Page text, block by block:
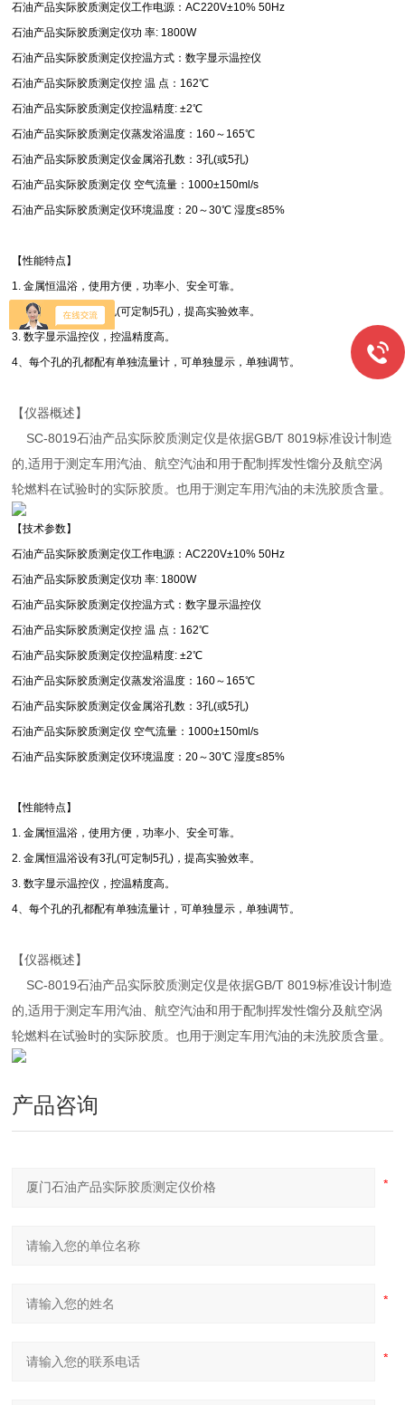
石油产品实际胶质测定仪工作电源：AC220V±10% 50Hz
石油产品实际胶质测定仪功 率: 1800W
石油产品实际胶质测定仪控温方式：数字显示温控仪
石油产品实际胶质测定仪控 温 点：162℃
石油产品实际胶质测定仪控温精度: ±2℃
石油产品实际胶质测定仪蒸发浴温度：160～165℃
石油产品实际胶质测定仪金属浴孔数：3孔(或5孔)
石油产品实际胶质测定仪 空气流量：1000±150ml/s
石油产品实际胶质测定仪环境温度：20～30℃ 湿度≤85%
【性能特点】
1. 金属恒温浴，使用方便，功率小、安全可靠。
2. 金属恒温浴设有3孔(可定制5孔)，提高实验效率。
3. 数字显示温控仪，控温精度高。
4、每个孔的孔都配有单独流量计，可单独显示，单独调节。
【仪器概述】
SC-8019石油产品实际胶质测定仪是依据GB/T 8019标准设计制造
的,适用于测定车用汽油、航空汽油和用于配制挥发性馏分及航空涡
轮燃料在试验时的实际胶质。也用于测定车用汽油的未洗胶质含量。
【技术参数】
石油产品实际胶质测定仪工作电源：AC220V±10% 50Hz
石油产品实际胶质测定仪功 率: 1800W
石油产品实际胶质测定仪控温方式：数字显示温控仪
石油产品实际胶质测定仪控 温 点：162℃
石油产品实际胶质测定仪控温精度: ±2℃
石油产品实际胶质测定仪蒸发浴温度：160～165℃
石油产品实际胶质测定仪金属浴孔数：3孔(或5孔)
石油产品实际胶质测定仪 空气流量：1000±150ml/s
石油产品实际胶质测定仪环境温度：20～30℃ 湿度≤85%
【性能特点】
1. 金属恒温浴，使用方便，功率小、安全可靠。
2. 金属恒温浴设有3孔(可定制5孔)，提高实验效率。
3. 数字显示温控仪，控温精度高。
4、每个孔的孔都配有单独流量计，可单独显示，单独调节。
【仪器概述】
SC-8019石油产品实际胶质测定仪是依据GB/T 8019标准设计制造
的,适用于测定车用汽油、航空汽油和用于配制挥发性馏分及航空涡
轮燃料在试验时的实际胶质。也用于测定车用汽油的未洗胶质含量。
产品咨询